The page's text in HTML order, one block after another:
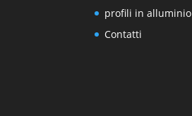
profili in alluminio
Contatti